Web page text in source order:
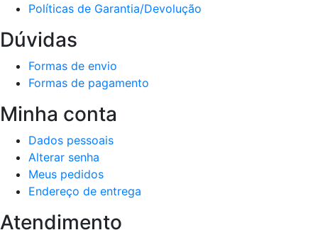
Políticas de Garantia/Devolução
Dúvidas
Formas de envio
Formas de pagamento
Minha conta
Dados pessoais
Alterar senha
Meus pedidos
Endereço de entrega
Atendimento